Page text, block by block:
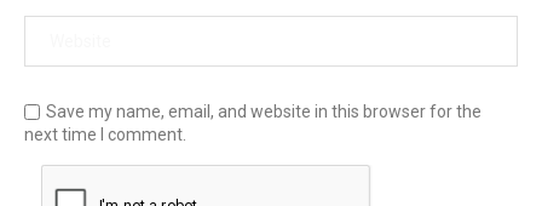
Save my name, email, and website in this browser for the
next time I comment.